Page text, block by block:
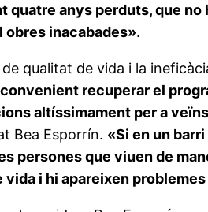
quatre anys perduts, que
obres inacabades».
qualitat de vida i la
recuperar el
altíssimament per a
Bea Esporrín. «Si en un
persones que viuen de
i hi apareixen